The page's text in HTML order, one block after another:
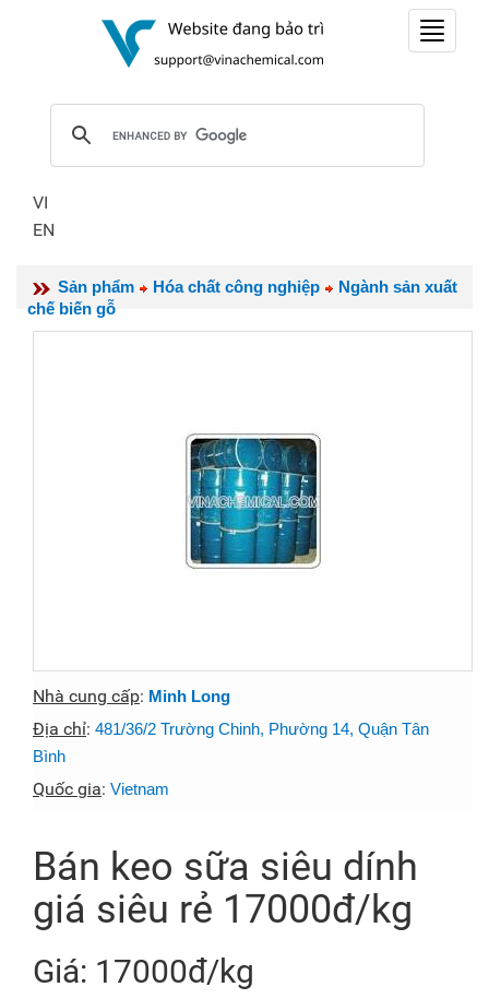
Toggle
VI
EN
Sản phẩm Hóa chất công nghiệp
Ngành sản xuất
chế biến gỗ
Nhà cung cấp: Minh Long
Địa chỉ: 481/36/2 Trường Chinh, Phường 14, Quận Tân
Bình
Quốc gia: Vietnam
Bán keo sữa siêu dính
giá siêu rẻ 17000đ/kg
Giá: 17000đ/kg